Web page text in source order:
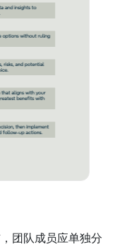
团队成员应单独分